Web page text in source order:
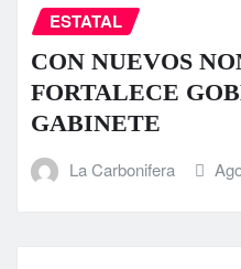
ESTATAL
CON NUEVOS
FORTALECE
GABINETE
La Carbonifera